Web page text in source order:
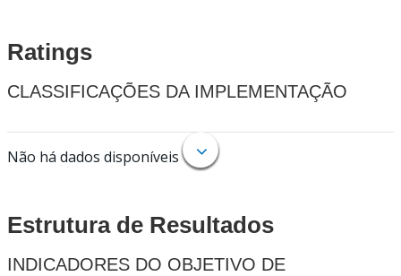
Ratings
CLASSIFICAÇÕES DA IMPLEMENTAÇÃO
Não há dados disponíveis
Estrutura de Resultados
INDICADORES DO OBJETIVO DE